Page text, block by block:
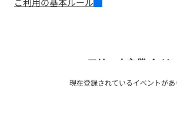
マリーナ主催イベン
現在登録されているイベントが